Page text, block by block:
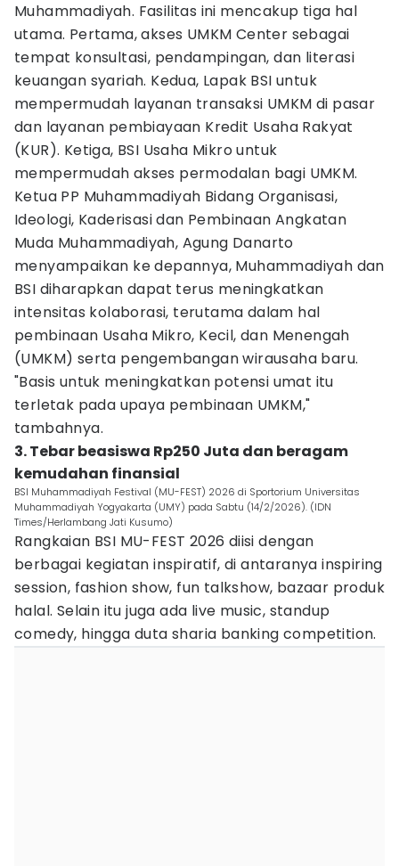
Muhammadiyah. Fasilitas ini mencakup tiga hal
utama. Pertama, akses UMKM Center sebagai
tempat konsultasi, pendampingan, dan literasi
keuangan syariah. Kedua, Lapak BSI untuk
mempermudah layanan transaksi UMKM di pasar
dan layanan pembiayaan Kredit Usaha Rakyat
(KUR). Ketiga, BSI Usaha Mikro untuk
mempermudah akses permodalan bagi UMKM.
Ketua PP Muhammadiyah Bidang Organisasi,
Ideologi, Kaderisasi dan Pembinaan Angkatan
Muda Muhammadiyah, Agung Danarto
menyampaikan ke depannya, Muhammadiyah dan
BSI diharapkan dapat terus meningkatkan
intensitas kolaborasi, terutama dalam hal
pembinaan Usaha Mikro, Kecil, dan Menengah
(UMKM) serta pengembangan wirausaha baru.
"Basis untuk meningkatkan potensi umat itu
terletak pada upaya pembinaan UMKM,"
tambahnya.
3. Tebar beasiswa Rp250 Juta dan beragam
kemudahan finansial
BSI Muhammadiyah Festival (MU-FEST) 2026 di Sportorium Universitas
Muhammadiyah Yogyakarta (UMY) pada Sabtu (14/2/2026). (IDN
Times/Herlambang Jati Kusumo)
Rangkaian BSI MU-FEST 2026 diisi dengan
berbagai kegiatan inspiratif, di antaranya inspiring
session, fashion show, fun talkshow, bazaar produk
halal. Selain itu juga ada live music, standup
comedy, hingga duta sharia banking competition.